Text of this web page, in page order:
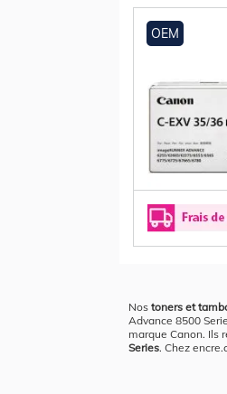
OEM
Nos toners et
Advance 8500
marque Canon. Ils
Series. Chez